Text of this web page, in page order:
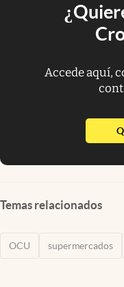
Accede aquí,
Temas relacionados
OCU supermercados